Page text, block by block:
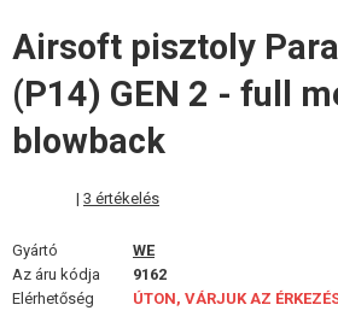
SZEMÜVEGEK, MASZKOK
FELSZERELÉS, EGYENRUHA, TOKOK
ÁLCÁZÁS, FESTÉK, SZALAG
RÁDIÓS, FEJHALLGATÓ, KAMERÁK
KIEGÉSZÍTŐK, HORDSZÍJAK
PÓTALKATRÉSZEK FEGYVEREKHEZ
Airsoft pisztoly
(P14) GEN 2 - full
blowback
| 3 értékelés
Gyártó
WE
Az áru kódja
9162
Elérhetőség
ÚTON, VÁRJUK AZ